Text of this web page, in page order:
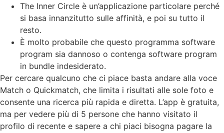
The Inner Circle è un’applicazione particolare perché
si basa innanzitutto sulle affinità, e poi su tutto il
resto.
È molto probabile che questo programma software
program sia dannoso o contenga software program
in bundle indesiderato.
Per cercare qualcuno che ci piace basta andare alla voce
Match o Quickmatch, che limita i risultati alle sole foto e
consente una ricerca più rapida e diretta. L’app è gratuita,
ma per vedere più di 5 persone che hanno visitato il
profilo di recente e sapere a chi piaci bisogna pagare la